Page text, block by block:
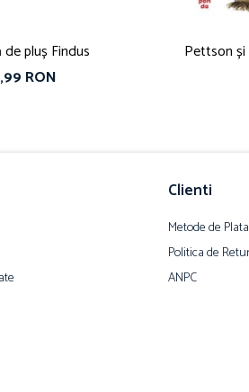
pluș Findus
RON
Pettson și
Clienti
Metode de Plata
Politica de
ANPC